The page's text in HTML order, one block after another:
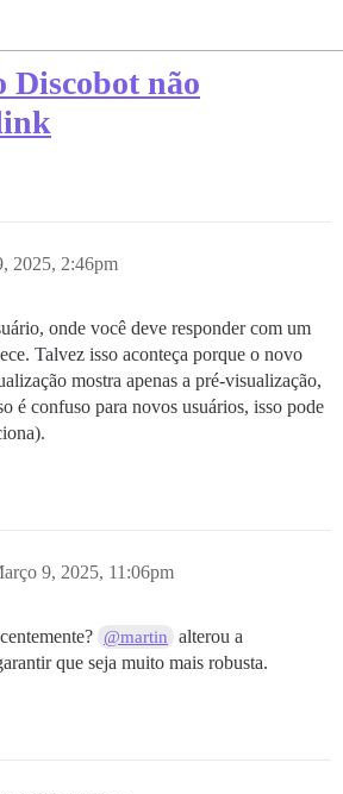
não
2025, 2:46pm
onde você deve responder com um
Talvez isso aconteça porque o novo
mostra apenas a pré-visualização,
é confuso para novos usuários, isso pode
9, 2025, 11:06pm
@martin
alterou a
que seja muito mais robusta.